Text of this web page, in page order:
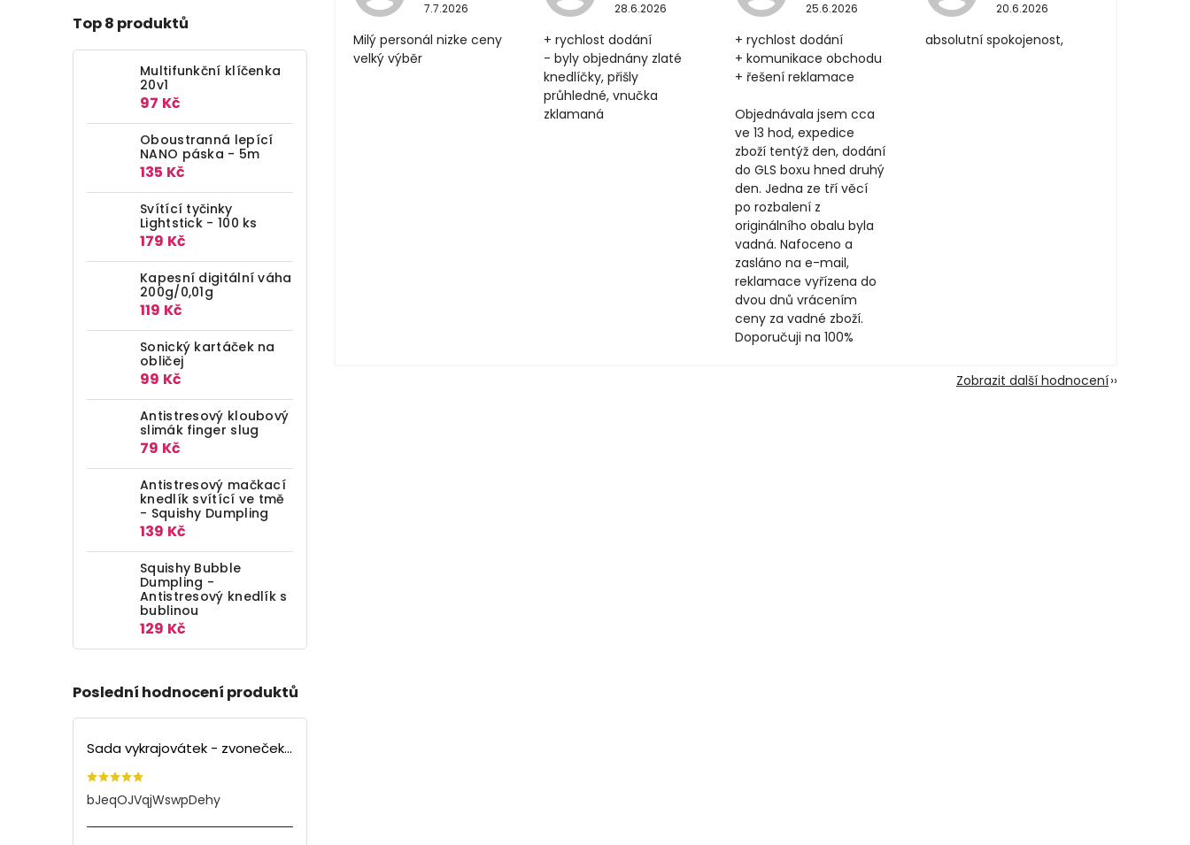
Top 8 produktů
Multifunkční klíčenka
20v1
97 Kč
Oboustranná lepící
NANO páska - 5m
135 Kč
Svítící tyčinky
Lightstick - 100 ks
179 Kč
Kapesní digitální váha
200g/0,01g
119 Kč
Sonický kartáček na
obličej
99 Kč
Antistresový kloubový
slimák finger slug
79 Kč
Antistresový mačkací
knedlík svítící ve tmě
- Squishy Dumpling
139 Kč
Squishy Bubble
Dumpling -
Antistresový knedlík s
bublinou
129 Kč
Poslední hodnocení produktů
Sada vykrajovátek - zvoneček (3ks)
bJeqOJVqjWswpDehy
7.7.2026
Milý personál nizke ceny
velký výběr
28.6.2026
+ rychlost dodání
- byly objednány zlaté
knedlíčky, přišly
průhledné, vnučka
zklamaná
25.6.2026
+ rychlost dodání
+ komunikace obchodu
+ řešení reklamace
Objednávala jsem cca
ve 13 hod, expedice
zboží tentýž den, dodání
do GLS boxu hned druhý
den. Jedna ze tří věcí
po rozbalení z
originálního obalu byla
vadná. Nafoceno a
zasláno na e-mail,
reklamace vyřízena do
dvou dnů vrácením
ceny za vadné zboží.
Doporučuji na 100%
20.6.2026
absolutní spokojenost,
Zobrazit další hodnocení